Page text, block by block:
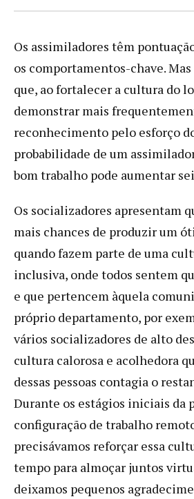
Os assimiladores têm
os comportamentos-chave.
que, ao fortalecer a cultura do
demonstrar mais
reconhecimento pelo esforço
probabilidade de um
bom trabalho pode aumentar
Os socializadores apresentam
mais chances de produzir um
quando fazem parte de uma
inclusiva, onde todos sentem
e que pertencem àquela
próprio departamento, por
vários socializadores de alto
cultura calorosa e acolhedora
dessas pessoas contagia o
Durante os estágios iniciais da
configuração de trabalho
precisávamos reforçar essa
tempo para almoçar juntos
deixamos pequenos